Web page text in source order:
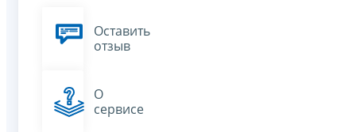
Оставить
отзыв
О
сервисе